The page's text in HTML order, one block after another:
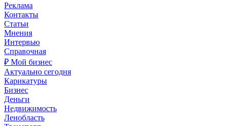
Реклама
Контакты
Статьи
Мнения
Интервью
Справочная
₽ Мой бизнес
Актуально сегодня
Карикатуры
Бизнес
Деньги
Недвижимость
Ленобласть